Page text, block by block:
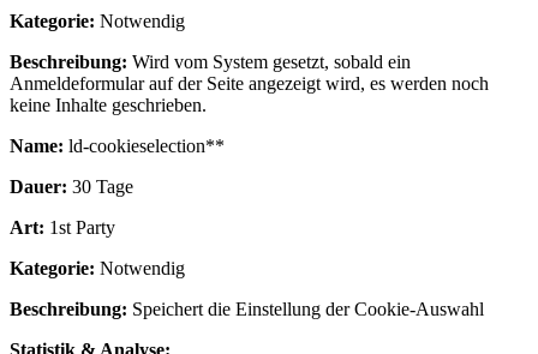
Kategorie: Notwendig
Beschreibung: Wird vom System gesetzt, sobald ein
Anmeldeformular auf der Seite angezeigt wird, es werden noch
keine Inhalte geschrieben.
Name: ld-cookieselection**
Dauer: 30 Tage
Art: 1st Party
Kategorie: Notwendig
Beschreibung: Speichert die Einstellung der Cookie-Auswahl
Statistik & Analyse: